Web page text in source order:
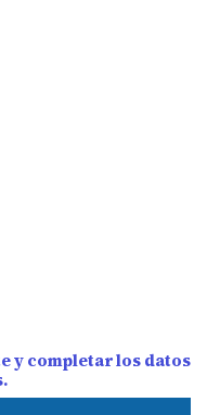
y completar los datos